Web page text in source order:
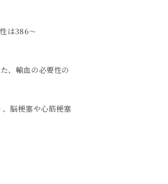
は386～
、輸血の必要性の
脳梗塞や心筋梗塞